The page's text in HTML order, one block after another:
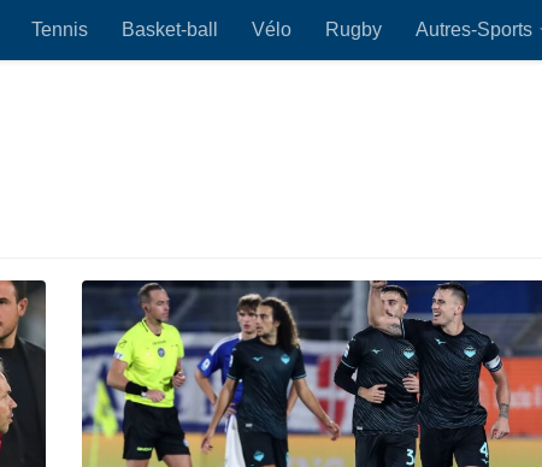
Tennis Basket-ball Vélo Rugby Autres-Sports